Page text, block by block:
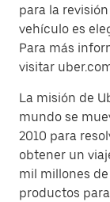
para la
vehículo es
Para más
visitar
La misión de
mundo se
2010 para
obtener un
mil millones
productos